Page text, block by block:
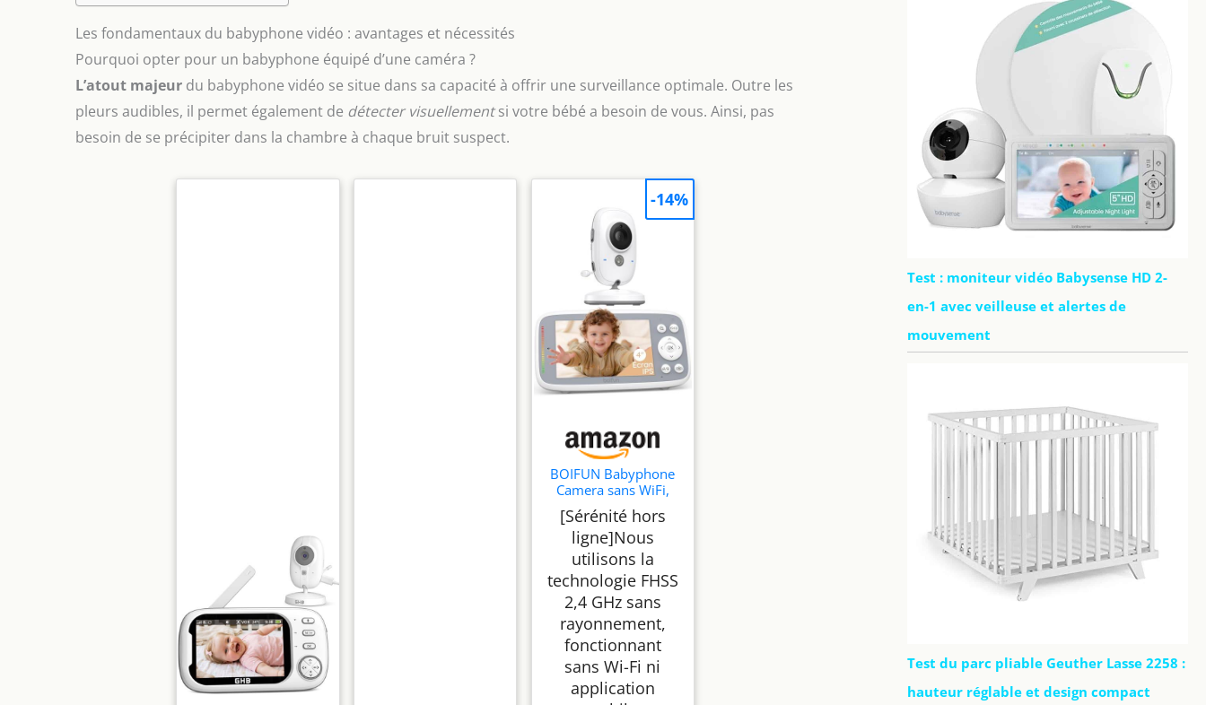
Les fondamentaux du babyphone vidéo : avantages et nécessités
Pourquoi opter pour un babyphone équipé d’une caméra ?
L’atout majeur du babyphone vidéo se situe dans sa capacité à offrir une surveillance optimale. Outre les
pleurs audibles, il permet également de détecter visuellementsi votre bébé a besoin de vous. Ainsi, pas
besoin de se précipiter dans la chambre à chaque bruit suspect.
BOIFUN Babyphone
Camera sans WiFi,
Nocturne Invisible,
HD 720P, 1 Camera
[Sérénité hors
ligne]Nous
utilisons la
technologie FHSS
2,4 GHz sans
rayonnement,
fonctionnant
sans Wi-Fi ni
application
-14%
Test : moniteur vidéo Babysense HD 2-
en-1 avec veilleuse et alertes de
mouvement
Test du parc pliable Geuther Lasse 2258 :
hauteur réglable et design compact